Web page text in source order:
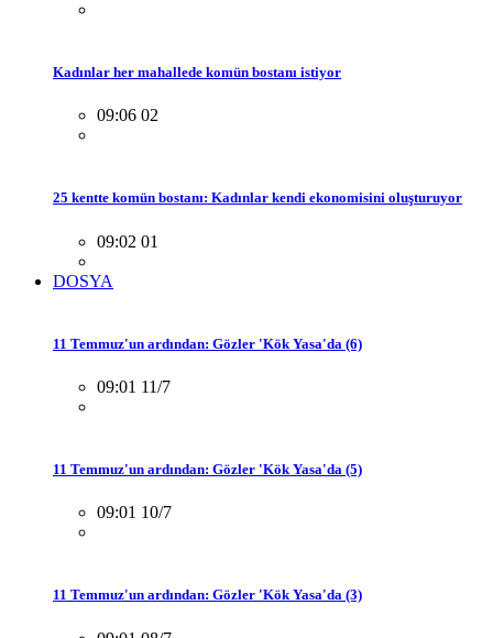
Kadınlar her mahallede komün bostanı istiyor
09:06 02
25 kentte komün bostanı: Kadınlar kendi ekonomisini oluşturuyor
09:02 01
DOSYA
11 Temmuz'un ardından: Gözler 'Kök Yasa'da (6)
09:01 11/7
11 Temmuz'un ardından: Gözler 'Kök Yasa'da (5)
09:01 10/7
11 Temmuz'un ardından: Gözler 'Kök Yasa'da (3)